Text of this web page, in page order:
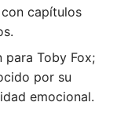
capítulos
para Toby Fox;
por su
emocional.